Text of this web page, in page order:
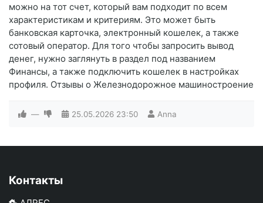
можно на тот счет, который вам подходит по всем
характеристикам и критериям. Это может быть
банковская карточка, электронный кошелек, а также
сотовый оператор. Для того чтобы запросить вывод
денег, нужно заглянуть в раздел под названием
Финансы, а также подключить кошелек в настройках
профиля. Отзывы о Железнодорожное машиностроение
— 25.05.2026 23:50 Anna
Контакты